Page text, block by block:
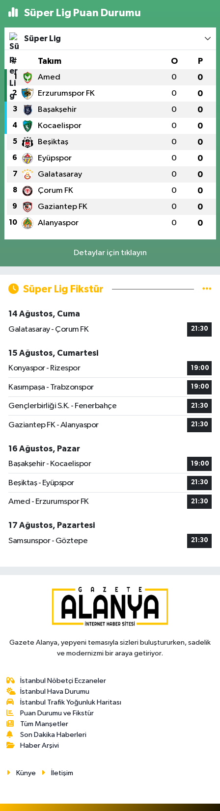
Süper Lig Puan Durumu
Süper Lig
# Takım O P
1 Amed 0 0
2 Erzurumspor FK 0 0
3 Başakşehir 0 0
4 Kocaelispor 0 0
5 Beşiktaş 0 0
6 Eyüpspor 0 0
7 Galatasaray 0 0
8 Çorum FK 0 0
9 Gaziantep FK 0 0
10 Alanyaspor 0 0
Detaylar için tıklayın
Süper Lig Fikstür
14 Ağustos, Cuma
Galatasaray - Çorum FK
21:30
15 Ağustos, Cumartesi
Konyaspor - Rizespor
19:00
Kasımpaşa - Trabzonspor 19:00
Gençlerbirliği S.K. - Fenerbahçe 21:30
Gaziantep FK - Alanyaspor 21:30
16 Ağustos, Pazar
Başakşehir - Kocaelispor
19:00
Beşiktaş - Eyüpspor 21:30
Amed - Erzurumspor FK 21:30
17 Ağustos, Pazartesi
Samsunspor - Göztepe
21:30
Gazete Alanya, yepyeni temasıyla sizleri buluştururken, sadelik
ve modernizmi bir araya getiriyor.
İstanbul Nöbetçi Eczaneler
İstanbul Hava Durumu
İstanbul Trafik Yoğunluk Haritası
Puan Durumu ve Fikstür
Tüm Manşetler
Son Dakika Haberleri
Haber Arşivi
Künye İletişim